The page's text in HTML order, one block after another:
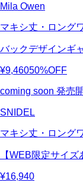
Mila Owen
マキシ丈・ロング
バックデザインギ
¥9,46050%OFF
coming soon 発売
SNIDEL
マキシ丈・ロング
【WEB限定サイ
¥16,940